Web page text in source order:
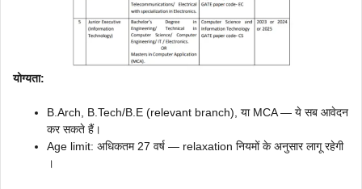
योग्यता:
B.Arch, B.Tech/B.E (relevant branch), या MCA — ये सब आवेदन
कर सकते हैं।
Age limit: अधिकतम 27 वर्ष — relaxation नियमों के अनुसार लागू रहेगी
।